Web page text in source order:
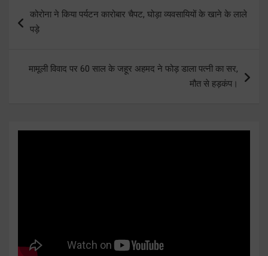
navigation
कोरोना ने किया पर्यटन कारोबार चैपट, घोड़ा व्यवसायियों के खाने के लाले
पड़े
मामूली विवाद पर 60 साल के जहूर अहमद ने फोड़ डाला पत्नी का सर,
मौत से हड़कंप।